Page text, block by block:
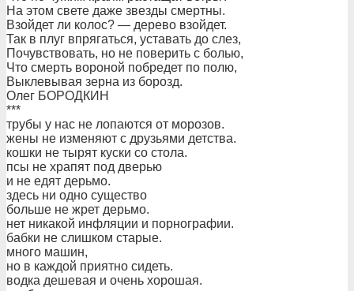
На этом свете даже звезды смертны.
Взойдет ли колос? — дерево взойдет.
Так в плуг впрягаться, уставать до слез,
Почувствовать, но не поверить с болью,
Что смерть вороной побредет по полю,
Выклевывая зерна из борозд.
Олег БОРОДКИН
***
трубы у нас не лопаются от морозов.
жены не изменяют с друзьями детства.
кошки не тырят куски со стола.
псы не храпят под дверью
и не едят дерьмо.
здесь ни одно существо
больше не жрет дерьмо.
нет никакой инфляции и порнографии.
бабки не слишком старые.
много машин,
но в каждой приятно сидеть.
водка дешевая и очень хорошая.